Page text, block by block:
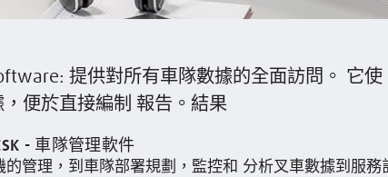
提供對所有車隊數據的全面訪問。 它使
便於直接編制 報告。結果
- 車隊管理軟件
的管理，到車隊部署規劃，監控和 分析叉車數據到服務